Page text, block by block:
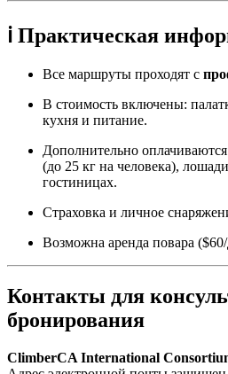
ℹ️ Практическая
Все маршруты проходят с
В стоимость включены:
кухня и питание.
Дополнительно
(до 25 кг на человека),
гостиницах.
Страховка и личное
Возможна аренда повара
Контакты для
бронирования
ClimberCA International